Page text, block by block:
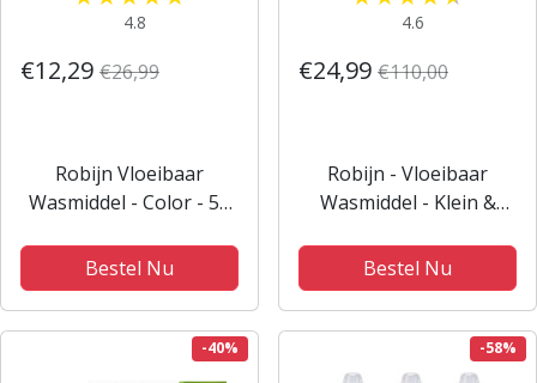
4.8
€12,29 €26,99
Robijn Vloeibaar
Wasmiddel - Color - 52
Bestel Nu
4.6
€24,99 €110,00
Robijn - Vloeibaar
Wasmiddel - Klein &
Secret- 6 flessen - 114
wasbeurten -
Voordeelverpakking
Bestel Nu
-40% -58%